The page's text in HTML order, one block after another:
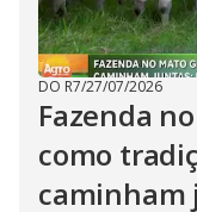
DO R7/27/07/2026
Fazenda
como
caminham